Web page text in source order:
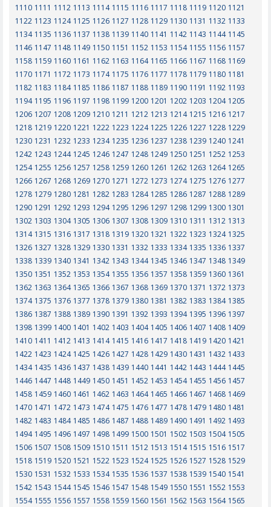
1110 1111 1112 1113 1114 1115 1116 1117 1118 1119 1120 1121
1122 1123 1124 1125 1126 1127 1128 1129 1130 1131 1132 1133
1134 1135 1136 1137 1138 1139 1140 1141 1142 1143 1144 1145
1146 1147 1148 1149 1150 1151 1152 1153 1154 1155 1156 1157
1158 1159 1160 1161 1162 1163 1164 1165 1166 1167 1168 1169
1170 1171 1172 1173 1174 1175 1176 1177 1178 1179 1180 1181
1182 1183 1184 1185 1186 1187 1188 1189 1190 1191 1192 1193
1194 1195 1196 1197 1198 1199 1200 1201 1202 1203 1204 1205
1206 1207 1208 1209 1210 1211 1212 1213 1214 1215 1216 1217
1218 1219 1220 1221 1222 1223 1224 1225 1226 1227 1228 1229
1230 1231 1232 1233 1234 1235 1236 1237 1238 1239 1240 1241
1242 1243 1244 1245 1246 1247 1248 1249 1250 1251 1252 1253
1254 1255 1256 1257 1258 1259 1260 1261 1262 1263 1264 1265
1266 1267 1268 1269 1270 1271 1272 1273 1274 1275 1276 1277
1278 1279 1280 1281 1282 1283 1284 1285 1286 1287 1288 1289
1290 1291 1292 1293 1294 1295 1296 1297 1298 1299 1300 1301
1302 1303 1304 1305 1306 1307 1308 1309 1310 1311 1312 1313
1314 1315 1316 1317 1318 1319 1320 1321 1322 1323 1324 1325
1326 1327 1328 1329 1330 1331 1332 1333 1334 1335 1336 1337
1338 1339 1340 1341 1342 1343 1344 1345 1346 1347 1348 1349
1350 1351 1352 1353 1354 1355 1356 1357 1358 1359 1360 1361
1362 1363 1364 1365 1366 1367 1368 1369 1370 1371 1372 1373
1374 1375 1376 1377 1378 1379 1380 1381 1382 1383 1384 1385
1386 1387 1388 1389 1390 1391 1392 1393 1394 1395 1396 1397
1398 1399 1400 1401 1402 1403 1404 1405 1406 1407 1408 1409
1410 1411 1412 1413 1414 1415 1416 1417 1418 1419 1420 1421
1422 1423 1424 1425 1426 1427 1428 1429 1430 1431 1432 1433
1434 1435 1436 1437 1438 1439 1440 1441 1442 1443 1444 1445
1446 1447 1448 1449 1450 1451 1452 1453 1454 1455 1456 1457
1458 1459 1460 1461 1462 1463 1464 1465 1466 1467 1468 1469
1470 1471 1472 1473 1474 1475 1476 1477 1478 1479 1480 1481
1482 1483 1484 1485 1486 1487 1488 1489 1490 1491 1492 1493
1494 1495 1496 1497 1498 1499 1500 1501 1502 1503 1504 1505
1506 1507 1508 1509 1510 1511 1512 1513 1514 1515 1516 1517
1518 1519 1520 1521 1522 1523 1524 1525 1526 1527 1528 1529
1530 1531 1532 1533 1534 1535 1536 1537 1538 1539 1540 1541
1542 1543 1544 1545 1546 1547 1548 1549 1550 1551 1552 1553
1554 1555 1556 1557 1558 1559 1560 1561 1562 1563 1564 1565